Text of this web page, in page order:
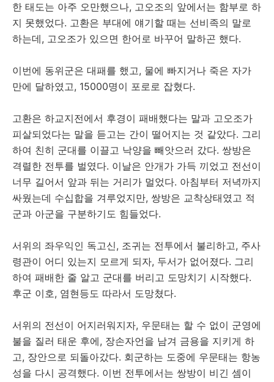
한 태도는 아주 오만했으나, 고오조의 앞에서는 함부로 하
지 못했었다. 고환은 부대에 얘기할 때는 선비족의 말로
하는데, 고오조가 있으면 한어로 바꾸어 말하곤 했다.
이번에 동위군은 대패를 했고, 물에 빠지거나 죽은 자가
만에 달하였고, 15000명이 포로로 잡혔다.
고환은 하교지전에서 후경이 패배했다는 말과 고오조가
피살되었다는 말을 듣고는 간이 떨어지는 것 같았다. 그리
하여 친히 군대를 이끌고 낙양을 빼앗으러 갔다. 쌍방은
격렬한 전투를 벌였다. 이날은 안개가 가득 끼었고 전선이
너무 길어서 앞과 뒤는 거리가 멀었다. 아침부터 저녁까지
싸웠는데 수십합을 겨루었지만, 쌍방은 교착상태였고 적
군과 아군을 구분하기도 힘들었다.
서위의 좌우익인 독고신, 조귀는 전투에서 불리하고, 주사
령관이 어디 있는지 모르게 되자, 두서가 없어졌다. 그리
하여 패배한 줄 알고 군대를 버리고 도망치기 시작했다.
후군 이호, 염현등도 따라서 도망쳤다.
서위의 전선이 어지러워지자, 우문태는 할 수 없이 군영에
불을 질러 태운 후에, 장손자언을 남겨 금용을 지키게 하
고, 장안으로 되돌아갔다. 회군하는 도중에 우문태는 항농
성을 다시 공격했다. 이번 전투에서는 쌍방이 비긴 셈이